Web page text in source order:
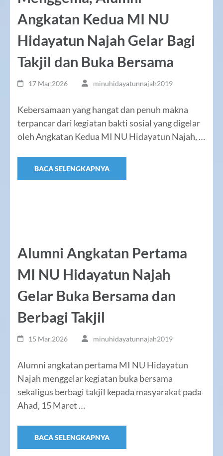
Angkatan Kedua MI NU
Hidayatun Najah Gelar Bagi
Takjil dan Buka Bersama
17 Mar,2026 minuhidayatunnajah2019
Kebersamaan yang hangat dan penuh makna
terpancar dari kegiatan bakti sosial yang digelar
oleh Angkatan Kedua MI NU Hidayatun Najah, …
BACA SELENGKAPNYA
Alumni Angkatan Pertama
MI NU Hidayatun Najah
Gelar Buka Bersama dan
Berbagi Takjil
15 Mar,2026 minuhidayatunnajah2019
Alumni angkatan pertama MI NU Hidayatun
Najah menggelar kegiatan buka bersama
sekaligus berbagi takjil kepada masyarakat pada
Ahad, 15 Maret …
BACA SELENGKAPNYA